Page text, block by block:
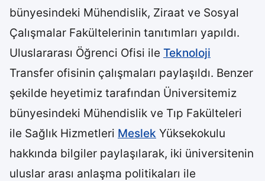
bünyesindeki Mühendislik, Ziraat ve Sosyal
Çalışmalar Fakültelerinin tanıtımları yapıldı.
Uluslararası Öğrenci Ofisi ile Teknoloji
Transfer ofisinin çalışmaları paylaşıldı. Benzer
şekilde heyetimiz tarafından Üniversitemiz
bünyesindeki Mühendislik ve Tıp Fakülteleri
ile Sağlık Hizmetleri Meslek Yüksekokulu
hakkında bilgiler paylaşılarak, iki üniversitenin
uluslar arası anlaşma politikaları ile